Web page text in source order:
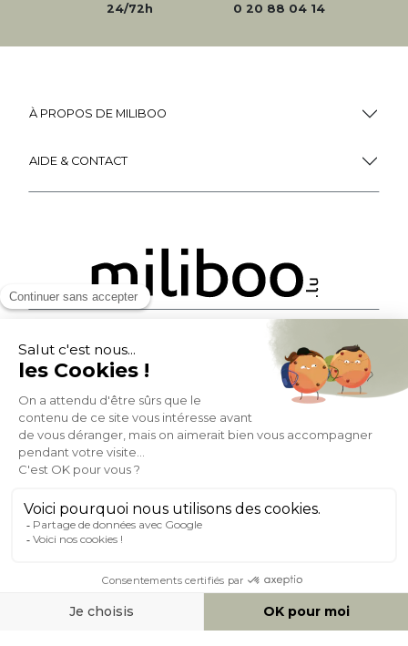
24/72h
0 20 88 04 14
À PROPOS DE MILIBOO
AIDE & CONTACT
MOYENS DE PAIEMENT
SOCIAL NETWORK
LUXEMBOURG
© 2007-2026 Miliboo